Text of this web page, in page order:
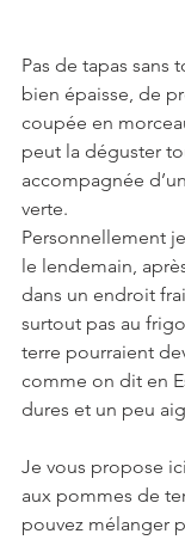
Pas de tapas sans
bien épaisse, de
coupée en
peut la déguster
accompagnée
verte.
Personnellement
le lendemain,
dans un endroit
surtout pas au
terre pourraient
comme on dit en
dures et un peu
Je vous propose
aux pommes de
pouvez mélanger